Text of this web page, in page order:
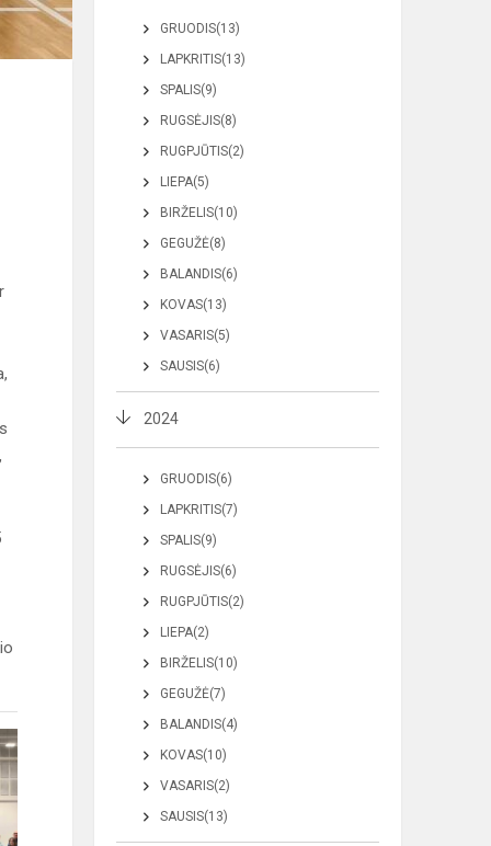
GRUODIS(13)
LAPKRITIS(13)
SPALIS(9)
RUGSĖJIS(8)
RUGPJŪTIS(2)
LIEPA(5)
BIRŽELIS(10)
GEGUŽĖ(8)
BALANDIS(6)
KOVAS(13)
VASARIS(5)
SAUSIS(6)
2024
GRUODIS(6)
LAPKRITIS(7)
SPALIS(9)
RUGSĖJIS(6)
RUGPJŪTIS(2)
LIEPA(2)
BIRŽELIS(10)
GEGUŽĖ(7)
BALANDIS(4)
KOVAS(10)
VASARIS(2)
SAUSIS(13)